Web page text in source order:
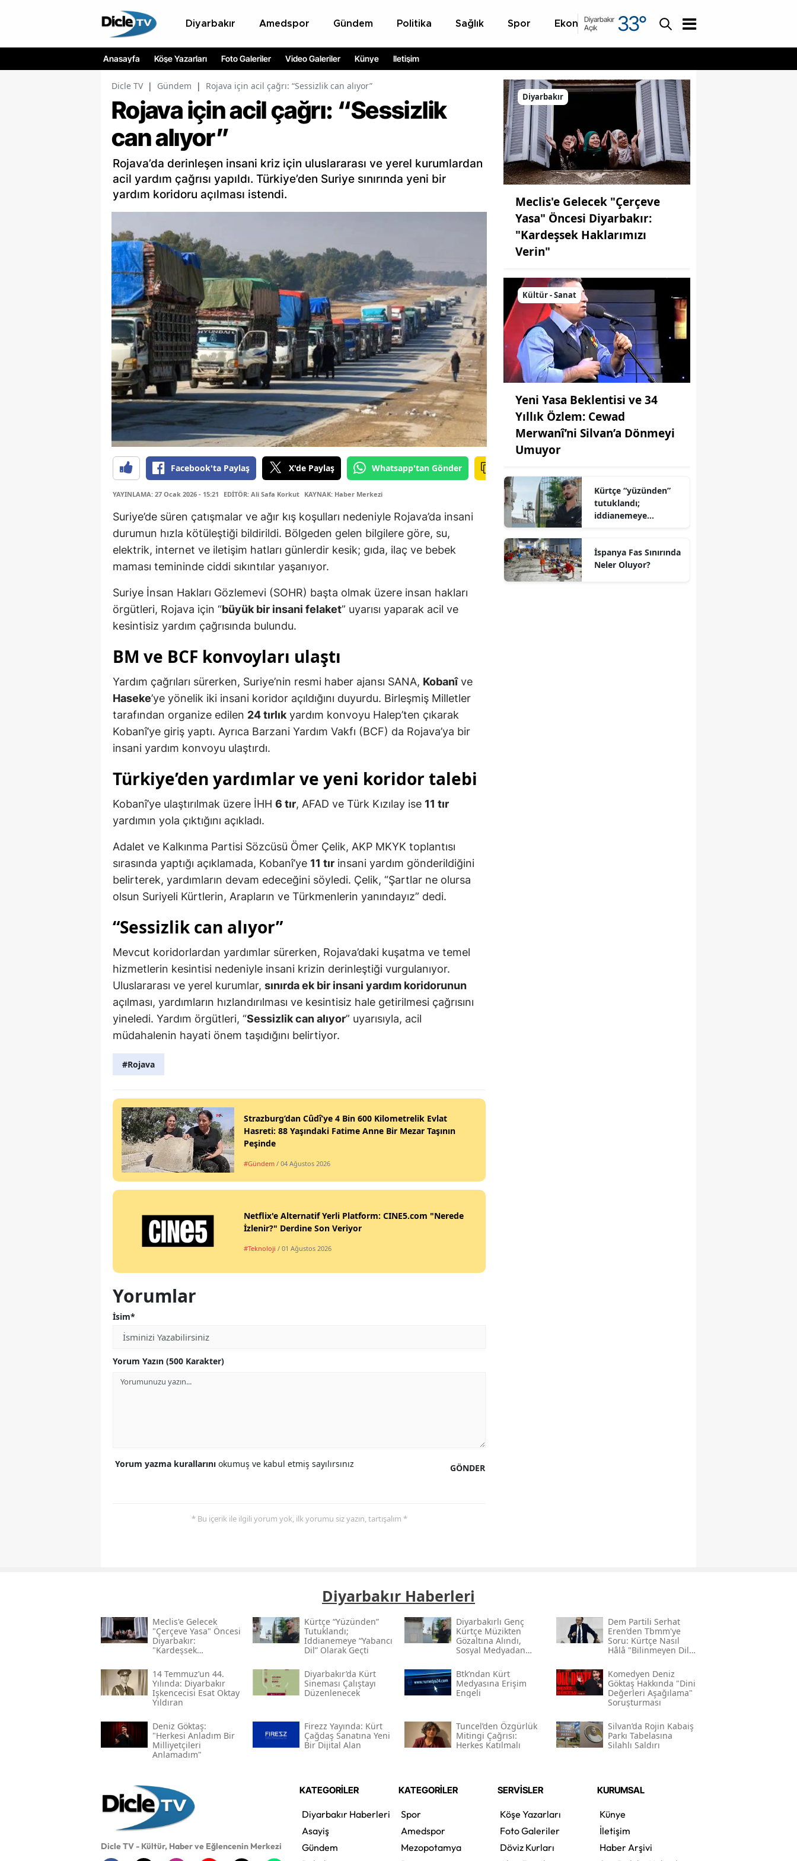
Diyarbakır Amedspor Gündem Politika Sağlık Spor Ekonomi Asayiş
Diyarbakır
Açık
33°
Anasayfa Köşe Yazarları Foto Galeriler Video Galeriler Künye İletişim
Dicle TV | Gündem | Rojava için acil çağrı: “Sessizlik can alıyor”
Rojava için acil çağrı: “Sessizlik
can alıyor”
Rojava’da derinleşen insani kriz için uluslararası ve yerel kurumlardan
acil yardım çağrısı yapıldı. Türkiye’den Suriye sınırında yeni bir
yardım koridoru açılması istendi.
Facebook'ta Paylaş X'de Paylaş Whatsapp'tan Gönder
YAYINLAMA: 27 Ocak 2026 - 15:21 EDİTÖR: Ali Safa Korkut KAYNAK: Haber Merkezi
Suriye’de süren çatışmalar ve ağır kış koşulları nedeniyle Rojava’da insani
durumun hızla kötüleştiği bildirildi. Bölgeden gelen bilgilere göre, su,
elektrik, internet ve iletişim hatları günlerdir kesik; gıda, ilaç ve bebek
maması temininde ciddi sıkıntılar yaşanıyor.
Suriye İnsan Hakları Gözlemevi (SOHR) başta olmak üzere insan hakları
örgütleri, Rojava için “büyük bir insani felaket” uyarısı yaparak acil ve
kesintisiz yardım çağrısında bulundu.
BM ve BCF konvoyları ulaştı
Yardım çağrıları sürerken, Suriye’nin resmi haber ajansı SANA, Kobanîve
Haseke’ye yönelik iki insani koridor açıldığını duyurdu. Birleşmiş Milletler
tarafından organize edilen 24 tırlık yardım konvoyu Halep’ten çıkarak
Kobanî’ye giriş yaptı. Ayrıca Barzani Yardım Vakfı (BCF) da Rojava’ya bir
insani yardım konvoyu ulaştırdı.
Türkiye’den yardımlar ve yeni koridor talebi
Kobanî’ye ulaştırılmak üzere İHH 6 tır, AFAD ve Türk Kızılay ise 11 tır
yardımın yola çıktığını açıkladı.
Adalet ve Kalkınma Partisi Sözcüsü Ömer Çelik, AKP MKYK toplantısı
sırasında yaptığı açıklamada, Kobanî’ye 11 tır insani yardım gönderildiğini
belirterek, yardımların devam edeceğini söyledi. Çelik, “Şartlar ne olursa
olsun Suriyeli Kürtlerin, Arapların ve Türkmenlerin yanındayız” dedi.
“Sessizlik can alıyor”
Mevcut koridorlardan yardımlar sürerken, Rojava’daki kuşatma ve temel
hizmetlerin kesintisi nedeniyle insani krizin derinleştiği vurgulanıyor.
Uluslararası ve yerel kurumlar, sınırda ek bir insani yardım koridorunun
açılması, yardımların hızlandırılması ve kesintisiz hale getirilmesi çağrısını
yineledi. Yardım örgütleri, “Sessizlik can alıyor” uyarısıyla, acil
müdahalenin hayati önem taşıdığını belirtiyor.
#Rojava
Strazburg’dan Cûdî’ye 4 Bin 600 Kilometrelik Evlat
Hasreti: 88 Yaşındaki Fatime Anne Bir Mezar Taşının
Peşinde
#Gündem / 04 Ağustos 2026
Netflix'e Alternatif Yerli Platform: CINE5.com "Nerede
İzlenir?" Derdine Son Veriyor
#Teknoloji / 01 Ağustos 2026
Yorumlar
İsim*
Yorum Yazın (500 Karakter)
GÖNDER
Yorum yazma kurallarını okumuş ve kabul etmiş sayılırsınız
* Bu içerik ile ilgili yorum yok, ilk yorumu siz yazın, tartışalım *
Diyarbakır
Meclis'e Gelecek "Çerçeve
Yasa" Öncesi Diyarbakır:
"Kardeşsek Haklarımızı
Verin"
Kültür - Sanat
Yeni Yasa Beklentisi ve 34
Yıllık Özlem: Cewad
Merwanî’ni Silvan’a Dönmeyi
Umuyor
Kürtçe “yüzünden”
tutuklandı;
iddianemeye
İspanya Fas Sınırında
Neler Oluyor?
Diyarbakır Haberleri
Meclis'e Gelecek
"çerçeve Yasa" Öncesi
Diyarbakır:
"kardeşsek
Kürtçe “yüzünden”
Tutuklandı;
Iddianemeye “yabancı
Dil” Olarak Geçti
Diyarbakırlı Genç
Kürtçe Müzikten
Gözaltına Alındı,
Sosyal Medyadan
Dem Partili Serhat
Eren’den Tbmm'ye
Soru: Kürtçe Nasıl
Hâlâ "bilinmeyen Dil"
Gerekçesi Nedir?"
14 Temmuz’un 44.
Yılında: Diyarbakır
Işkencecisi Esat Oktay
Yıldıran
Diyarbakır’da Kürt
Sineması Çalıştayı
Düzenlenecek
Btk’ndan Kürt
Medyasına Erişim
Engeli
Komedyen Deniz
Göktaş Hakkında "dini
Değerleri Aşağılama"
Soruşturması
Deniz Göktaş:
"herkesi Anladım Bir
Milliyetçileri
Anlamadım"
Firezz Yayında: Kürt
Çağdaş Sanatına Yeni
Bir Dijital Alan
Tuncel’den Özgürlük
Mitingi Çağrısı:
Herkes Katılmalı
Silvan’da Rojin Kabaiş
Parkı Tabelasına
Silahlı Saldırı
Dicle TV - Kültür, Haber ve Eğlencenin Merkezi
KATEGORİLER
Diyarbakır Haberleri
Asayiş
Gündem
KATEGORİLER
Spor
Amedspor
Mezopotamya
SERVİSLER
Köşe Yazarları
Foto Galeriler
Döviz Kurları
KURUMSAL
Künye
İletişim
Haber Arşivi